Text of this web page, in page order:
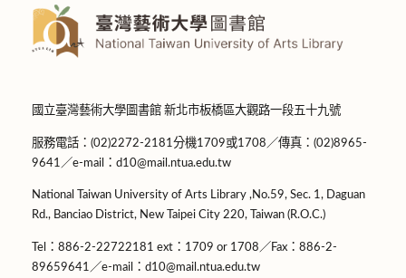
國立臺灣藝術大學圖書館 新北市板橋區大觀路一段五十九號
服務電話：(02)2272-2181分機1709或1708／傳真：(02)8965-
9641／e-mail：d10@mail.ntua.edu.tw
National Taiwan University of Arts Library ,No.59, Sec. 1, Daguan
Rd., Banciao District, New Taipei City 220, Taiwan (R.O.C.)
Tel：886-2-22722181 ext：1709 or 1708／Fax：886-2-
89659641／e-mail：d10@mail.ntua.edu.tw